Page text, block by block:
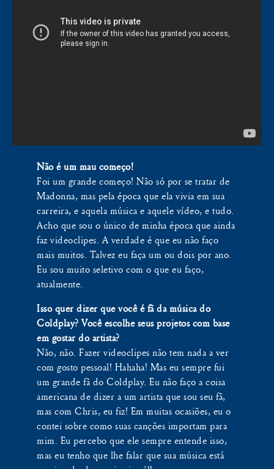
Não é um mau começo!
Foi um grande começo! Não só por se tratar de
Madonna, mas pela época que ela vivia em sua
carreira, e aquela música e aquele vídeo, e tudo.
Acho que sou o único de minha época que ainda
faz videoclipes. A verdade é que eu não faço
mais muitos. Talvez eu faça um ou dois por ano.
Eu sou muito seletivo com o que eu faço,
atualmente.
Isso quer dizer que você é fã da música do
Coldplay? Você escolhe seus projetos com base
em gostar do artista?
Não, não. Fazer videoclipes não tem nada a ver
com gosto pessoal! Hahaha! Mas eu sempre fui
um grande fã do Coldplay. Eu não faço a coisa
americana de dizer a um artista que sou seu fã,
mas com Chris, eu fiz! Em muitas ocasiões, eu o
contei sobre como suas canções importam para
mim. Eu percebo que ele sempre entende isso,
mas eu tenho que lhe falar que sua música está